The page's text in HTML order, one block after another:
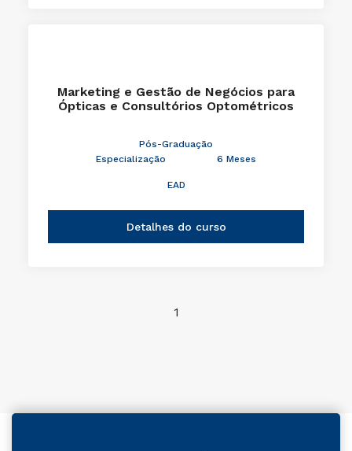
Marketing e Gestão de Negócios para
Ópticas e Consultórios Optométricos
Pós-Graduação
Especialização
6 Meses
EAD
Detalhes do curso
1